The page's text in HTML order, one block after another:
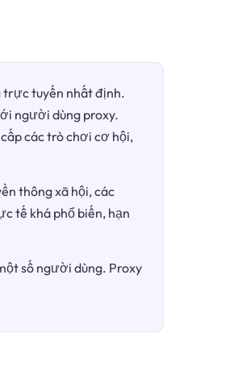
trực tuyến nhất định.
người dùng proxy.
các trò chơi cơ hội,
thông xã hội, các
tế khá phổ biến, hạn
số người dùng. Proxy